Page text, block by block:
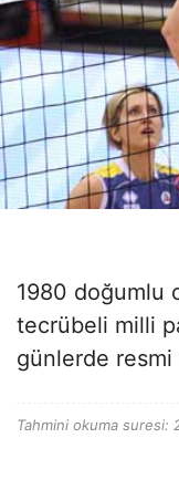
1980 doğumlu
tecrübeli milli
günlerde resmi
Tahmini okuma suresi: